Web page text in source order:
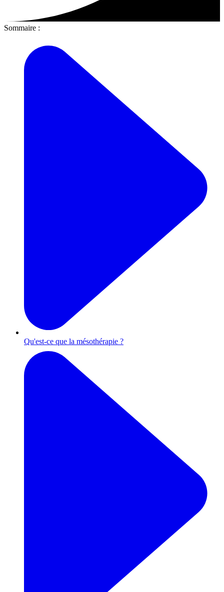
Sommaire :
Qu'est-ce que la mésothérapie ?